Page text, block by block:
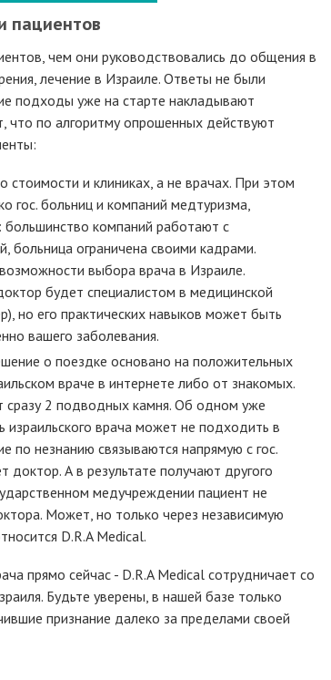
пациентов
чем они руководствовались до общения в
лечение в Израиле. Ответы не были
подходы уже на старте накладывают
что по алгоритму опрошенных действуют
стоимости и клиниках, а не врачах. При этом
гос. больниц и компаний медтуризма,
большинство компаний работают с
больница ограничена своими кадрами.
выбора врача в Израиле.
будет специалистом в медицинской
но его практических навыков может быть
вашего заболевания.
о поездке основано на положительных
враче в интернете либо от знакомых.
сразу 2 подводных камня. Об одном уже
израильского врача может не подходить в
по незнанию связываются напрямую с гос.
доктор. А в результате получают другого
медучреждении пациент не
Может, но только через независимую
D.R.A Medical.
прямо сейчас - D.R.A Medical сотрудничает со
Будьте уверены, в нашей базе только
признание далеко за пределами своей